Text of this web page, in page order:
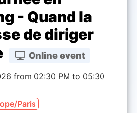
- Quand la
de diriger
Online event
from 02:30 PM to 05:30
Paris